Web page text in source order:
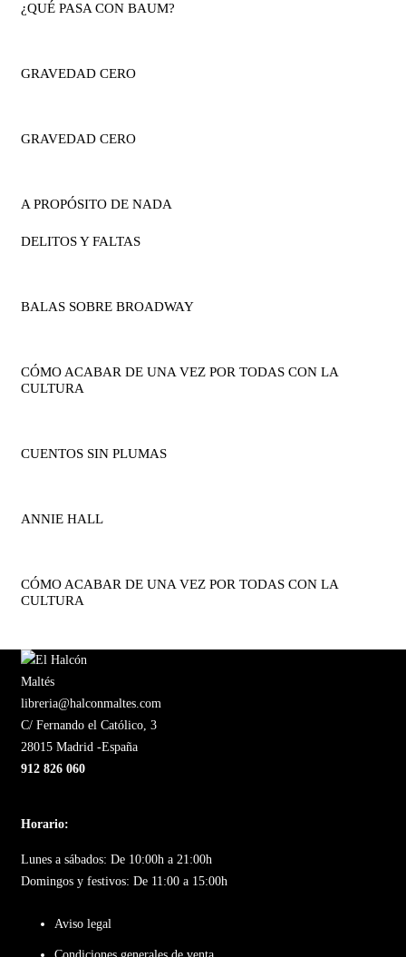
¿QUÉ PASA CON BAUM?
GRAVEDAD CERO
GRAVEDAD CERO
A PROPÓSITO DE NADA
DELITOS Y FALTAS
BALAS SOBRE BROADWAY
CÓMO ACABAR DE UNA VEZ POR TODAS CON LA
CULTURA
CUENTOS SIN PLUMAS
ANNIE HALL
CÓMO ACABAR DE UNA VEZ POR TODAS CON LA
CULTURA
libreria@halconmaltes.com
C/ Fernando el Católico, 3
28015 Madrid -España
912 826 060
Horario:
Lunes a sábados: De 10:00h a 21:00h
Domingos y festivos: De 11:00 a 15:00h
Aviso legal